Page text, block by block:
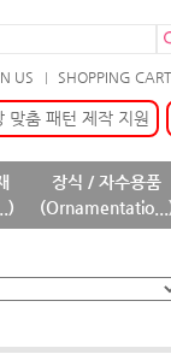
SHOPPING
US
맞춤 패턴 제작 지원
장식 / 자수용품